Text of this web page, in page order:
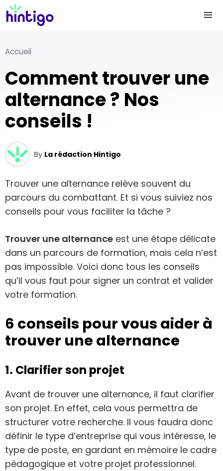
Accueil
Comment trouver une
alternance ? Nos
conseils !
By La rédaction Hintigo
Trouver une alternance relève souvent du
parcours du combattant. Et si vous suiviez nos
conseils pour vous faciliter la tâche ?
Trouver une alternance est une étape délicate
dans un parcours de formation, mais cela n’est
pas impossible. Voici donc tous les conseils
qu’il vous faut pour signer un contrat et valider
votre formation.
6 conseils pour vous aider à
trouver une alternance
1. Clarifier son projet
Avant de trouver une alternance, il faut clarifier
son projet. En effet, cela vous permettra de
structurer votre recherche. Il vous faudra donc
définir le type d’entreprise qui vous intéresse, le
type de poste, en gardant en mémoire le cadre
pédagogique et votre projet professionnel.